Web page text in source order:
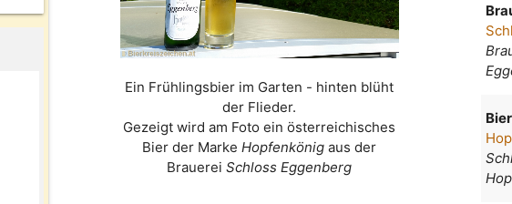
Ein Frühlingsbier im Garten - hinten blüht
der Flieder.
Gezeigt wird am Foto ein österreichisches
Bier der MarkeHopfenkönig aus der
BrauereiSchloss Eggenberg